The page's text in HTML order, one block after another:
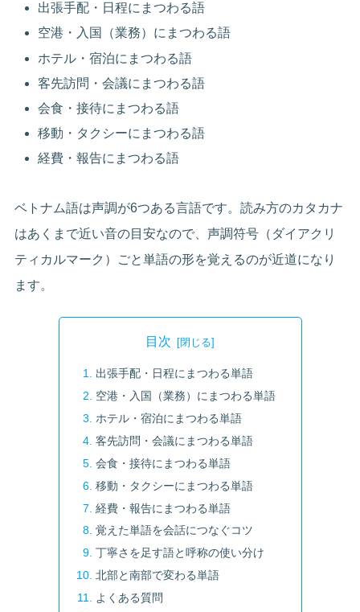
出張手配・日程にまつわる語
空港・入国（業務）にまつわる語
ホテル・宿泊にまつわる語
客先訪問・会議にまつわる語
会食・接待にまつわる語
移動・タクシーにまつわる語
経費・報告にまつわる語
ベトナム語は声調が6つある言語です。読み方のカタカナ
はあくまで近い音の目安なので、声調符号（ダイアクリ
ティカルマーク）ごと単語の形を覚えるのが近道になり
ます。
目次
出張手配・日程にまつわる単語
空港・入国（業務）にまつわる単語
ホテル・宿泊にまつわる単語
客先訪問・会議にまつわる単語
会食・接待にまつわる単語
移動・タクシーにまつわる単語
経費・報告にまつわる単語
覚えた単語を会話につなぐコツ
丁寧さを足す語と呼称の使い分け
北部と南部で変わる単語
よくある質問